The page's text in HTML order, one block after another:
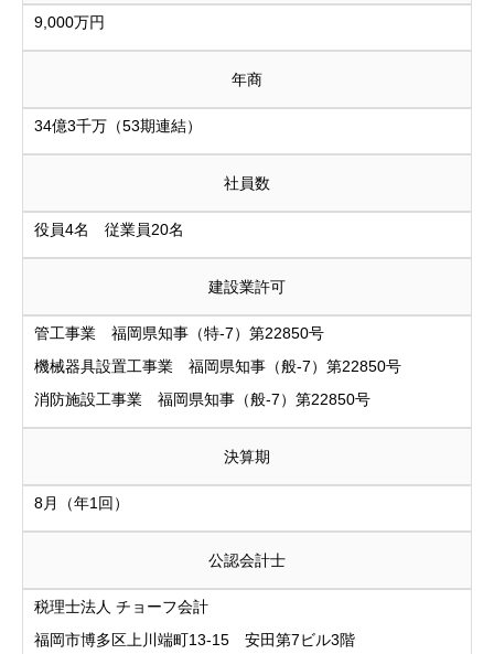
9,000万円
年商
34億3千万（53期連結）
社員数
役員4名 従業員20名
建設業許可
管工事業 福岡県知事（特-7）第22850号
機械器具設置工事業 福岡県知事（般-7）第22850号
消防施設工事業 福岡県知事（般-7）第22850号
決算期
8月（年1回）
公認会計士
税理士法人 チョーフ会計
福岡市博多区上川端町13-15 安田第7ビル3階